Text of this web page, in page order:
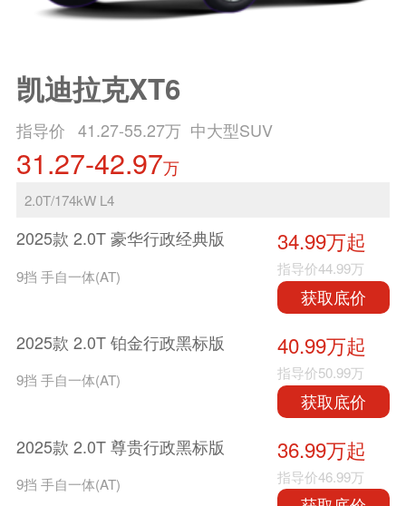
凯迪拉克XT6
指导价 41.27-55.27万 中大型SUV
31.27-42.97万
2.0T/174kW L4
2025款 2.0T 豪华行政经典版
9挡 手自一体(AT)
34.99万起
指导价44.99万
获取底价
2025款 2.0T 铂金行政黑标版
9挡 手自一体(AT)
40.99万起
指导价50.99万
获取底价
2025款 2.0T 尊贵行政黑标版
9挡 手自一体(AT)
36.99万起
指导价46.99万